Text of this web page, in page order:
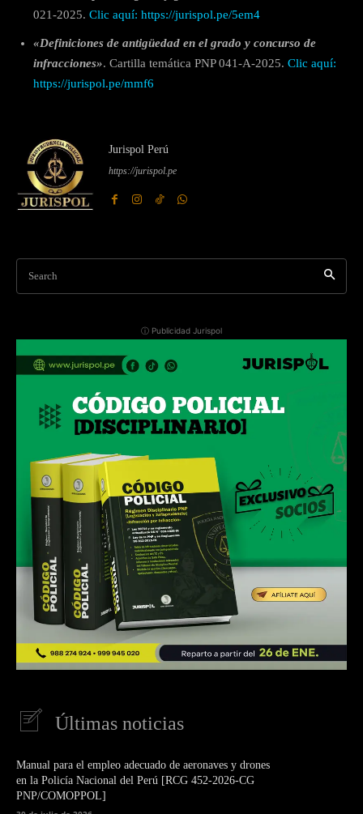
021-2025. Clic aquí: https://jurispol.pe/5em4
«Definiciones de antigüedad en el grado y concurso de
infracciones». Cartilla temática PNP 041-A-2025. Clic aquí:
https://jurispol.pe/mmf6
Jurispol Perú
https://jurispol.pe
Search
ⓘ Publicidad Jurispol
Últimas noticias
Manual para el empleo adecuado de aeronaves y drones
en la Policía Nacional del Perú [RCG 452-2026-CG
PNP/COMOPPOL]